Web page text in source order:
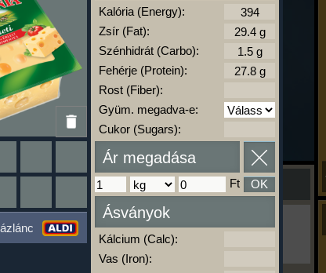
Ha ma már nem eszel/sportolsz többet,
kattints a kiértékelésre!
A Kalória Szimulátor Prémium funkció.
Kalória (Energy):
Zsír (Fat):
Szénhidrát (Carbo):
Fehérje (Protein):
Rost (Fiber):
Gyüm. megadva-e:
Cukor (Sugars):
Ár megadása
Ft OK
Ásványok
Kálcium (Calc):
Vas (Iron):